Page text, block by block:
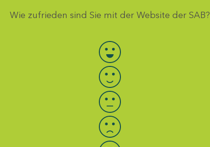
Wie zufrieden sind Sie mit der Website der SAB?
Bewertung auswählen